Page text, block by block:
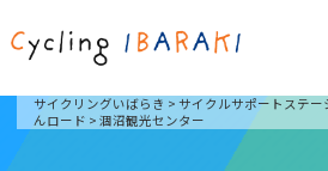
サイクリングいばらき > サイクルサポートステー
んロード > 涸沼観光センター